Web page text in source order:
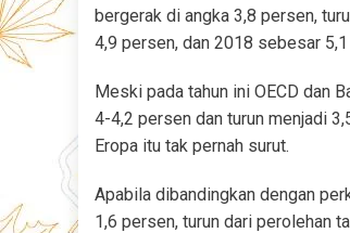
bergerak di angka 3,8 persen,
4,9 persen, dan 2018 sebesar
Meski pada tahun ini OECD dan
4-4,2 persen dan turun menjadi
Eropa itu tak pernah surut.
Apabila dibandingkan dengan
1,6 persen, turun dari perolehan